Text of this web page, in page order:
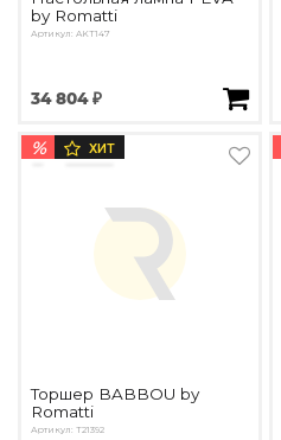
by Romatti
Артикул: AKT147
34 804 ₽
% ХИТ
Торшер BABBOU by
Romatti
Артикул: T21392